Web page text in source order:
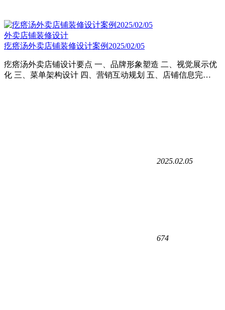
外卖店铺装修设计
疙瘩汤外卖店铺装修设计案例2025/02/05
疙瘩汤外卖店铺设计要点 一、品牌形象塑造 二、视觉展示优
化 三、菜单架构设计 四、营销互动规划 五、店铺信息完…
2025.02.05
674